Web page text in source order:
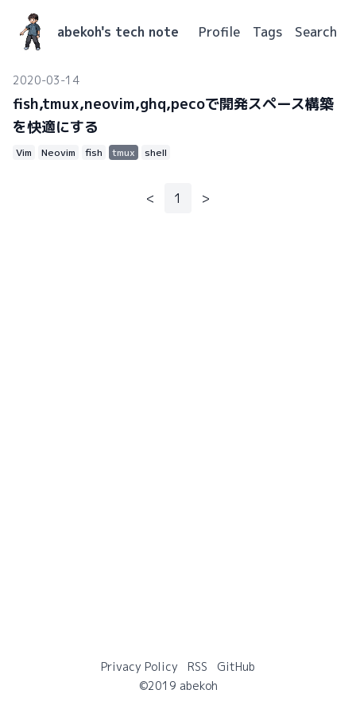
abekoh's tech note Profile Tags Search
2020-03-14
fish,tmux,neovim,ghq,pecoで開発スペース構築
を快適にする
Vim Neovim fish tmux shell
< 1 >
Privacy Policy RSS
GitHub
©2019 abekoh